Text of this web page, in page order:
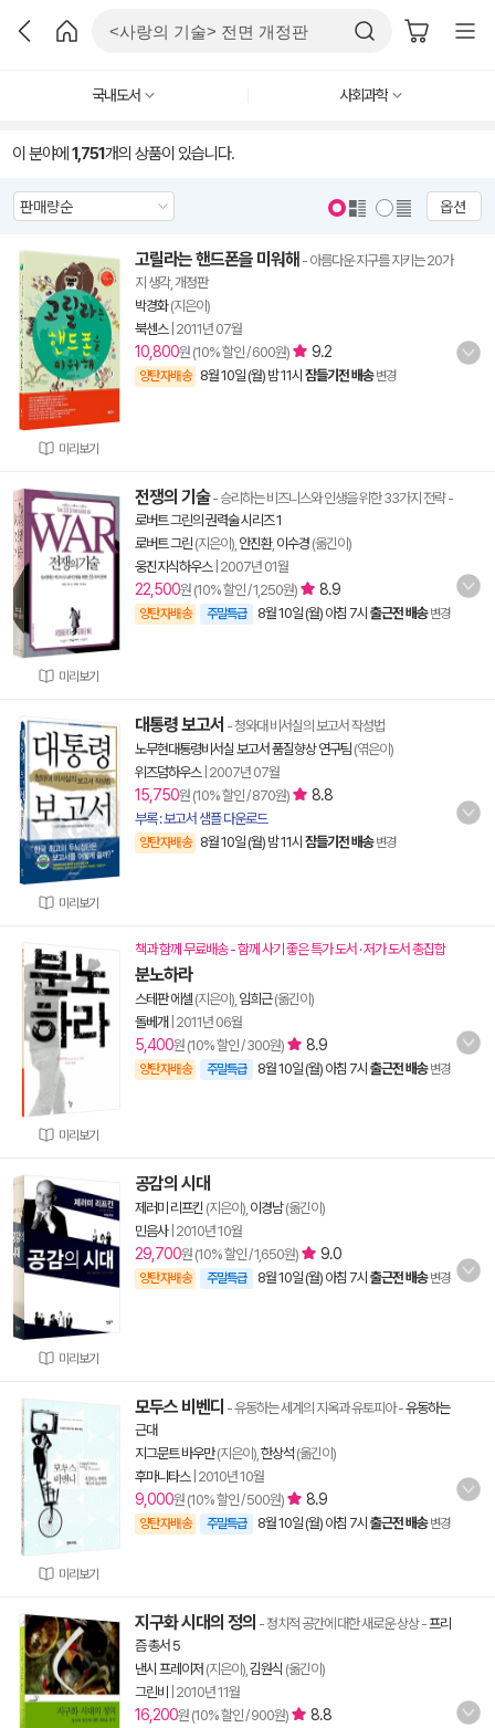
국내도서 사회과학
이 분야에 1,751개의 상품이 있습니다.
옵션
미리보기
고릴라는 핸드폰을 미워해 - 아름다운 지구를 지키는 20가
지 생각, 개정판
박경화(지은이)
북센스| 2011년 07월
10,800원 (10% 할인 / 600원) 9.2
양탄자배송 8월 10일 (월) 밤 11시 잠들기전 배송 변경
미리보기
전쟁의 기술- 승리하는 비즈니스와 인생을 위한 33가지 전략-
로버트 그린의 권력술 시리즈 1
로버트 그린 (지은이), 안진환, 이수경 (옮긴이)
웅진지식하우스| 2007년 01월
22,500원 (10% 할인 / 1,250원) 8.9
양탄자배송 주말특급 8월 10일 (월) 아침 7시 출근전 배송 변경
미리보기
대통령 보고서 - 청와대 비서실의 보고서 작성법
노무현대통령비서실 보고서 품질향상 연구팀 (엮은이)
위즈덤하우스| 2007년 07월
15,750원 (10% 할인 / 870원) 8.8
부록 : 보고서 샘플 다운로드
양탄자배송 8월 10일 (월) 밤 11시 잠들기전 배송 변경
미리보기
책과 함께 무료배송 - 함께 사기 좋은 특가 도서 · 저가 도서 총집합
분노하라
스테판 에셀 (지은이), 임희근(옮긴이)
돌베개 2011년 06월
5,400원 (10% 할인 / 300원) 8.9
양탄자배송 주말특급 8월 10일 (월) 아침 7시 출근전 배송 변경
미리보기
공감의 시대
제러미 리프킨 (지은이), 이경남(옮긴이)
민음사| 2010년 10월
29,700원 (10% 할인 / 1,650원) 9.0
양탄자배송 주말특급 8월 10일 (월) 아침 7시 출근전 배송 변경
미리보기
모두스 비벤디 - 유동하는 세계의 지옥과 유토피아-유동하는
근대
지그문트 바우만(지은이), 한상석 (옮긴이)
후마니타스| 2010년 10월
9,000원 (10% 할인 / 500원) 8.9
양탄자배송 주말특급 8월 10일 (월) 아침 7시 출근전 배송 변경
지구화 시대의 정의 - 정치적 공간에 대한 새로운 상상-프리
즘 총서 5
낸시 프레이저 (지은이), 김원식 (옮긴이)
그린비
2010년 11월
16,200원 (10% 할인 / 900원) 8.8